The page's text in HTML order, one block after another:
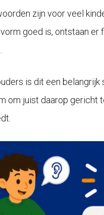
zijn voor veel
goed is, ontstaan er
is dit een
om juist daarop gericht